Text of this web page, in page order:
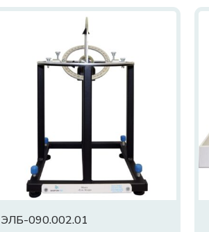
ЭЛБ-090.002.01